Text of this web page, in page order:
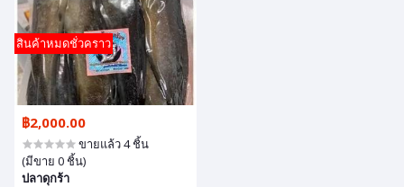
สินค้าหมดชั่วคราว
฿2,000.00
ขายแล้ว 4 ชิ้น
(มีขาย 0 ชิ้น)
ปลาดุกร้า